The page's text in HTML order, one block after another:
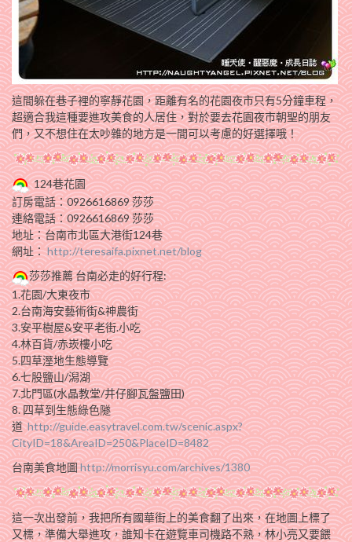
這間躲在巷子裡的寧靜花園，距離有名的花園夜市只有5分鐘車程，
超適合我這種要進攻美食的人居住，對於要去花園夜市朝聖的朋友
們，又不想住在太吵雜的地方是一間可以考慮的好選擇哦！
124巷花園
訂房電話：0926616869 莎莎
連絡電話：0926616869 莎莎
地址：台南市北區大港街124巷
網址：http://teresaifa.pixnet.net/blog
莎莎推薦 台南必走的好行程:
1.花園/大東夜市
2.台南海安藝術街&神農街
3.安平樹屋&安平老街.小吃
4.林百貨/赤崁樓小吃
5.四草溼地生態導覽
6.七股鹽山/潟湖
7.北門區(水晶教堂/井仔腳瓦盤鹽田)
8. 四草到生態綠色隧
道http://guide.easytravel.com.tw/scenic.aspx?
CityID=18&AreaID=250&PlaceID=8482
台南美食地圖http://morrisyu.com/archives/1380
這一次出發前，我把所有國華街上的美食翻了出來，在地圖上標了
又標，準備大舉進攻，誰知卡在遊覽車司機路不熟，林小亮又要餵